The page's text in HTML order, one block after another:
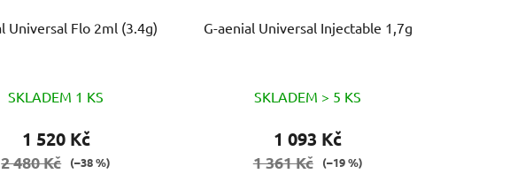
G-aenial Universal Flo 2ml (3.4g)
SKLADEM 1 KS
1 520 Kč
2 480 Kč (–38 %)
G-aenial Universal Injectable 1,7g
SKLADEM > 5 KS
1 093 Kč
1 361 Kč (–19 %)